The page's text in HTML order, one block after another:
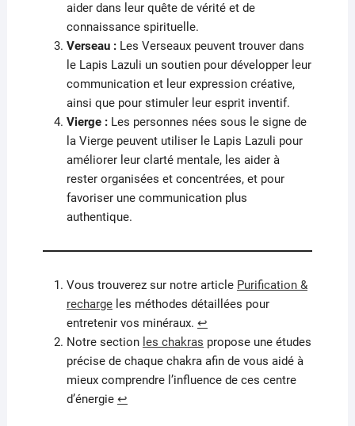
aider dans leur quête de vérité et de
connaissance spirituelle.
Verseau :Les Verseaux peuvent trouver dans
le Lapis Lazuli un soutien pour développer leur
communication et leur expression créative,
ainsi que pour stimuler leur esprit inventif.
Vierge :Les personnes nées sous le signe de
la Vierge peuvent utiliser le Lapis Lazuli pour
améliorer leur clarté mentale, les aider à
rester organisées et concentrées, et pour
favoriser une communication plus
authentique.
Vous trouverez sur notre article Purification &
rechargeles méthodes détaillées pour
entretenir vos minéraux. ↩︎
Notre section les chakras propose une études
précise de chaque chakra afin de vous aidé à
mieux comprendre l’influence de ces centre
d’énergie ↩︎